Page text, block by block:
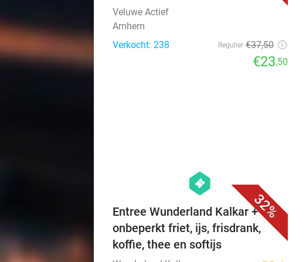
Veluwe Actief
Arnhem
Verkocht: 238
Regulier €37,50
€23,50
32%
hexagon
events
Entree Wunderland Kalkar +
onbeperkt friet, ijs, frisdrank,
koffie, thee en softijs